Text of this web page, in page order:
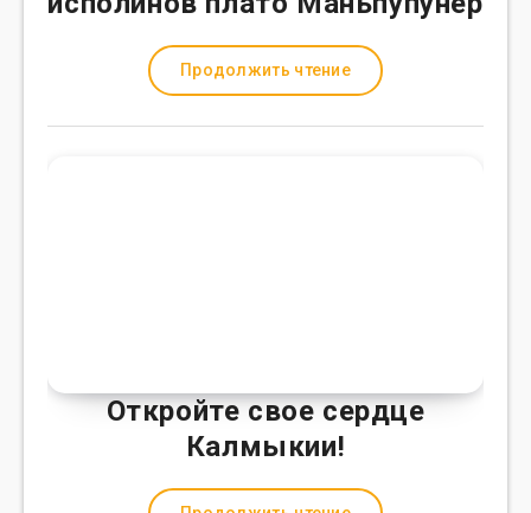
Продолжить чтение
Откройте свое сердце
Калмыкии!